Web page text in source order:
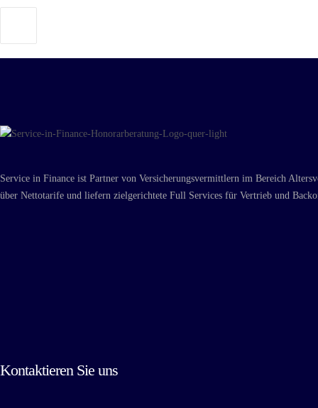
Service in Finance ist Partner von Versicherungsvermittlern im Bereich
über Nettotarife und liefern zielgerichtete Full Services für Vertrieb und
Kontaktieren Sie uns